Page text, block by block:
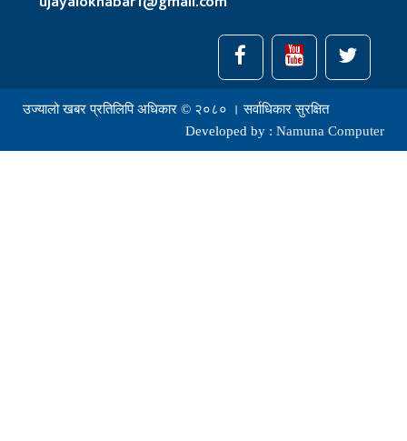
उज्यालो खबर प्रतिलिपि अधिकार © २०८० । सर्वाधिकार सुरक्षित
Developed by : Namuna Computer